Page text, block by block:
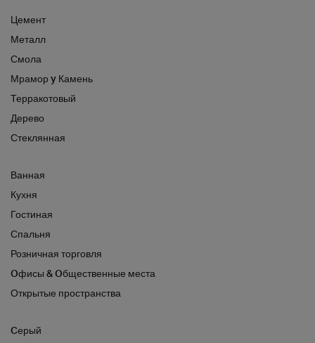
Цемент
Металл
Смола
Мрамор y Камень
Терракотовый
Дерево
Стеклянная
Ванная
Кухня
Гостиная
Спальня
Розничная торговля
Oфисы & Oбщественные места
Открытые пространства
Cерый